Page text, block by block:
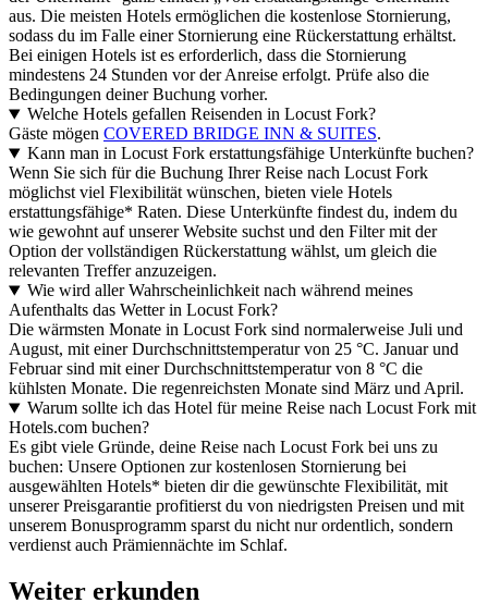
aus. Die meisten Hotels ermöglichen die kostenlose Stornierung,
sodass du im Falle einer Stornierung eine Rückerstattung erhältst.
Bei einigen Hotels ist es erforderlich, dass die Stornierung
mindestens 24 Stunden vor der Anreise erfolgt. Prüfe also die
Bedingungen deiner Buchung vorher.
Welche Hotels gefallen Reisenden in Locust Fork?
Gäste mögen COVERED BRIDGE INN & SUITES.
Kann man in Locust Fork erstattungsfähige Unterkünfte buchen?
Wenn Sie sich für die Buchung Ihrer Reise nach Locust Fork
möglichst viel Flexibilität wünschen, bieten viele Hotels
erstattungsfähige* Raten. Diese Unterkünfte findest du, indem du
wie gewohnt auf unserer Website suchst und den Filter mit der
Option der vollständigen Rückerstattung wählst, um gleich die
relevanten Treffer anzuzeigen.
Wie wird aller Wahrscheinlichkeit nach während meines
Aufenthalts das Wetter in Locust Fork?
Die wärmsten Monate in Locust Fork sind normalerweise Juli und
August, mit einer Durchschnittstemperatur von 25 °C. Januar und
Februar sind mit einer Durchschnittstemperatur von 8 °C die
kühlsten Monate. Die regenreichsten Monate sind März und April.
Warum sollte ich das Hotel für meine Reise nach Locust Fork mit
Hotels.com buchen?
Es gibt viele Gründe, deine Reise nach Locust Fork bei uns zu
buchen: Unsere Optionen zur kostenlosen Stornierung bei
ausgewählten Hotels* bieten dir die gewünschte Flexibilität, mit
unserer Preisgarantie profitierst du von niedrigsten Preisen und mit
unserem Bonusprogramm sparst du nicht nur ordentlich, sondern
verdienst auch Prämiennächte im Schlaf.
Weiter erkunden